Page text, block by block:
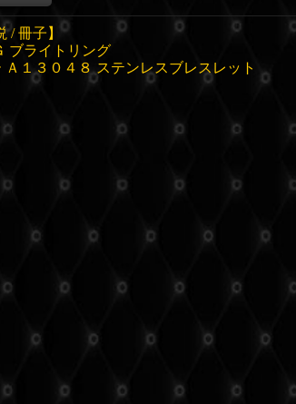
/ 冊子】
ブライトリング
１３０４８ ステンレスブレスレット